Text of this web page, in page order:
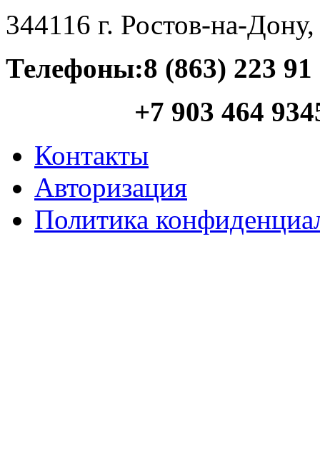
344116 г. Ростов-на-Дону
Телефоны:8 (863) 223 91
+7 903 464
Контакты
Авторизация
Политика